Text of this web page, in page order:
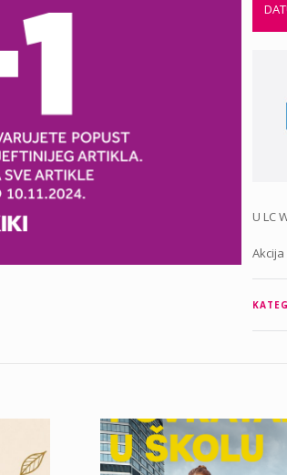
U LC